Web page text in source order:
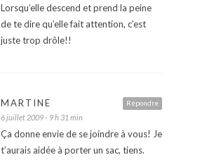
Lorsqu’elle descend et prend la peine
de te dire qu’elle fait attention, c’est
juste trop drôle!!
Répondre
MARTINE
6 juillet 2009 - 9 h 31 min
Ça donne envie de se joindre à vous! Je
t’aurais aidée à porter un sac, tiens.